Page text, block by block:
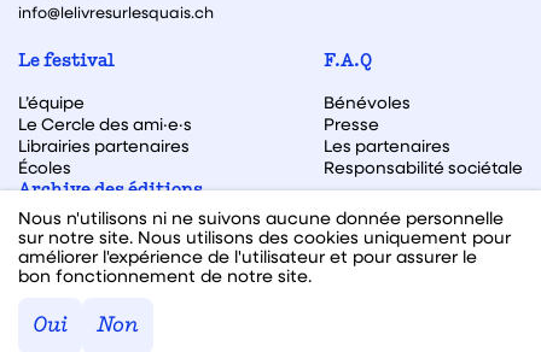
info@lelivresurlesquais.ch
Le festival
L’équipe
Le Cercle des ami·e·s
Librairies partenaires
Écoles
F.A.Q
Bénévoles
Presse
Les partenaires
Responsabilité sociétale
Archive des éditions
Archive des autrices et auteurs
Facebook
Instagram
Linkedin
Youtube
Nous n'utilisons ni ne suivons aucune donnée personnelle
sur notre site. Nous utilisons des cookies uniquement pour
améliorer l'expérience de l'utilisateur et pour assurer le
bon fonctionnement de notre site.
Oui Non